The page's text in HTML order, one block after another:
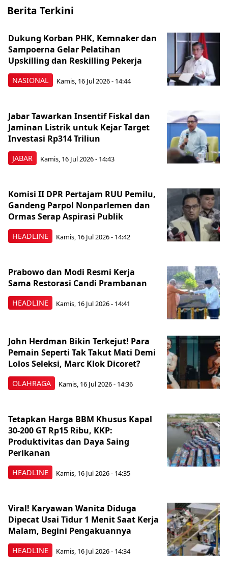
Berita Terkini
NASIONAL
Dukung Korban PHK, Kemnaker dan
Sampoerna Gelar Pelatihan
Upskilling dan Reskilling Pekerja
Kamis, 16 Jul 2026 - 14:44
JABAR
Jabar Tawarkan Insentif Fiskal dan
Jaminan Listrik untuk Kejar Target
Investasi Rp314 Triliun
Kamis, 16 Jul 2026 - 14:43
HEADLINE
Komisi II DPR Pertajam RUU Pemilu,
Gandeng Parpol Nonparlemen dan
Ormas Serap Aspirasi Publik
Kamis, 16 Jul 2026 - 14:42
HEADLINE
Prabowo dan Modi Resmi Kerja
Sama Restorasi Candi Prambanan
Kamis, 16 Jul 2026 - 14:41
OLAHRAGA
John Herdman Bikin Terkejut! Para
Pemain Seperti Tak Takut Mati Demi
Lolos Seleksi, Marc Klok Dicoret?
Kamis, 16 Jul 2026 - 14:36
HEADLINE
Tetapkan Harga BBM Khusus Kapal
30-200 GT Rp15 Ribu, KKP:
Produktivitas dan Daya Saing
Perikanan
Kamis, 16 Jul 2026 - 14:35
HEADLINE
Viral! Karyawan Wanita Diduga
Dipecat Usai Tidur 1 Menit Saat Kerja
Malam, Begini Pengakuannya
Kamis, 16 Jul 2026 - 14:34